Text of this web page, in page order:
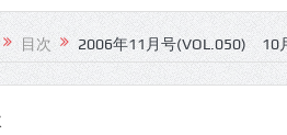
292号
291号
290号
目次 2006年11月号(VOL.050) 10